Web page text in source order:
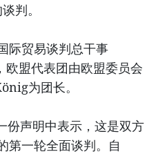
判。
际贸易谈判总干事
盟代表团由欧盟委员会
为团长。
声明中表示，这是双方
第一轮全面谈判。自